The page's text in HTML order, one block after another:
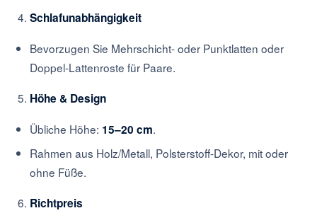
Schlafunabhängigkeit
Bevorzugen Sie Mehrschicht- oder Punktlatten oder
Doppel-Lattenroste für Paare.
Höhe & Design
Übliche Höhe: 15–20 cm.
Rahmen aus Holz/Metall, Polsterstoff-Dekor, mit oder
ohne Füße.
Richtpreis